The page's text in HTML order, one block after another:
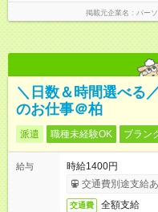
掲載元企業名 パー
＼日数＆時間選べる
のお仕事＠柏
派遣 職種未経験OK ブラン
給与
時給1400円
交通費別途支給
交通費 全額支給